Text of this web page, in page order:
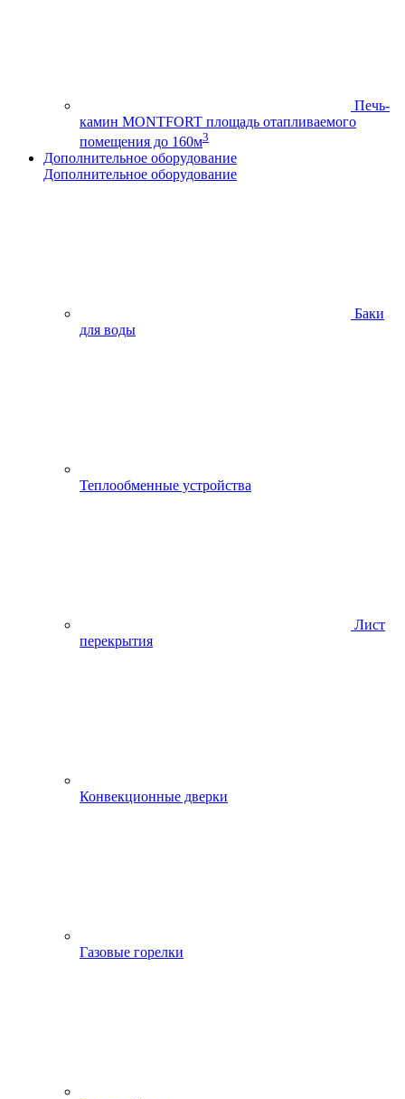
Печь-
камин MONTFORT площадь отапливаемого
помещения до 160м3
Дополнительное оборудование
Дополнительное оборудование
Баки
для воды
Теплообменные устройства
Лист
перекрытия
Конвекционные дверки
Газовые горелки